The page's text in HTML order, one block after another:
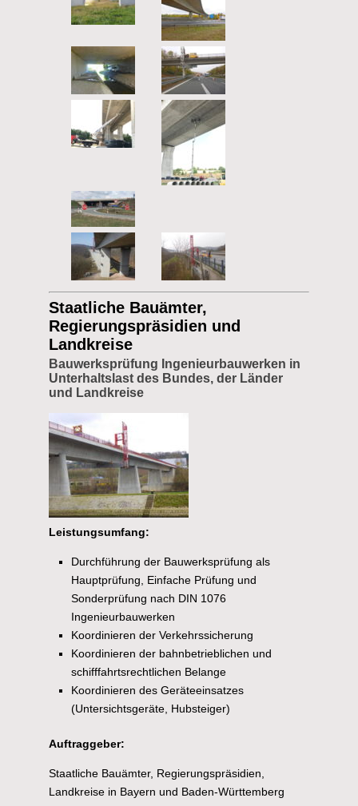
Staatliche Bauämter,
Regierungspräsidien und
Landkreise
Bauwerksprüfung Ingenieurbauwerken in
Unterhaltslast des Bundes, der Länder
und Landkreise
Leistungsumfang:
Durchführung der Bauwerksprüfung als
Hauptprüfung, Einfache Prüfung und
Sonderprüfung nach DIN 1076
Ingenieurbauwerken
Koordinieren der Verkehrssicherung
Koordinieren der bahnbetrieblichen und
schifffahrtsrechtlichen Belange
Koordinieren des Geräteeinsatzes
(Untersichtsgeräte, Hubsteiger)
Auftraggeber:
Staatliche Bauämter, Regierungspräsidien,
Landkreise in Bayern und Baden-Württemberg